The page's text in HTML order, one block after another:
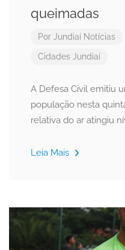
queimadas
Por Jundiaí Notícias
Cidades Jundiaí
A Defesa Civil emitiu
população nesta
relativa do ar atingiu
Leia Mais